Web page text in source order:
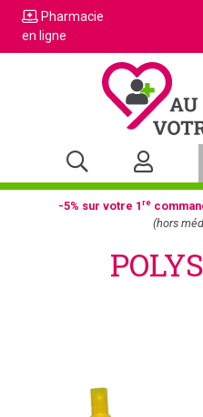
Pharmacie
en ligne
-5% sur votre 1re
(hors